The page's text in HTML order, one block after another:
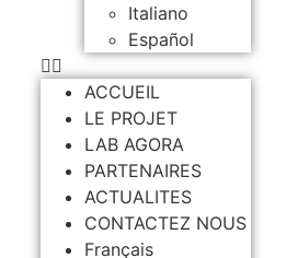
Italiano
Español
ACCUEIL
LE PROJET
LAB AGORA
PARTENAIRES
ACTUALITES
CONTACTEZ NOUS
Français